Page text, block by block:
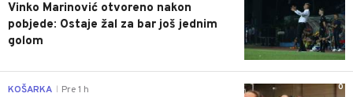
Vinko Marinović otvoreno nakon
pobjede: Ostaje žal za bar još jednim
golom
0
KOŠARKA Pre 1 h